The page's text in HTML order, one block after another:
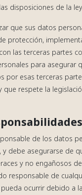
disposiciones de la
que sus datos
protección,
las terceras partes
para asegurar
por esas terceras
que respete la
de los datos
debe asegurarse de
y no engañosos
responsable de
ocurrir debido a